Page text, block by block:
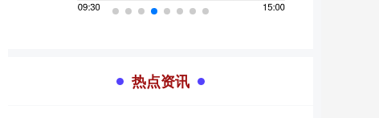
热点资讯